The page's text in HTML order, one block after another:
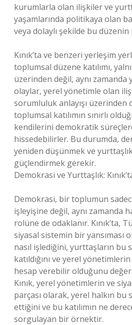
kurumlarla olan ilişkiler ve
yaşamlarında politikaya olan
veya dolaylı şekilde bu düzenin
Kınık’ta ve benzeri yerleşim
toplumsal düzene katılımı,
üzerinden değil, aynı
olaylar, yerel yönetimle olan
sorumluluk anlayışı üzerinden
toplumsal katılımın sınırlı
kendilerini demokratik
hissedebilirler. Bu durumda,
yeniden düşünmek ve
güçlendirmek gerekir.
Demokrasi ve Yurttaşlık:
Demokrasi, bir toplumun
işleyişine değil, aynı zamanda
rolüne de odaklanır. Kınık’ta,
siyasal sistemin bir yansıması
nasıl işlediğini, yurttaşların bu
katıldığını ve yerel
hesap verebilir olduğunu
Kınık, yerel yönetimlerin ve
parçası olarak, yerel halkın bu
ettiğini ve bu katılımın ne
sorgulayan bir örnektir.